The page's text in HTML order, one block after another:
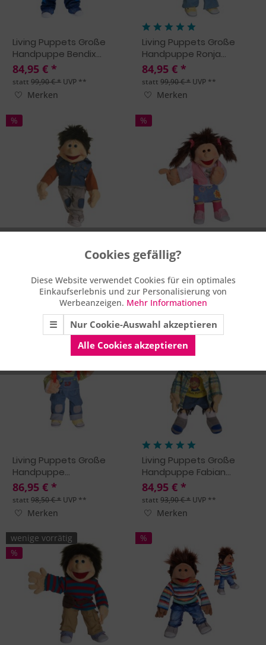
Living Puppets Große
Handpuppe Bendix...
84,95 € *
statt99,90 € * UVP **
Merken
Living Puppets Große
Handpuppe Ronja...
84,95 € *
statt99,90 € * UVP **
Merken
%
Living Puppets Große
84,95 € *
99,90 € *UVP **
%
Living Puppets Große
Handpuppe...
84,95 € *
statt99,90 € *UVP **
Merken
wenige vorrätig
Living Puppets Große
Handpuppe...
86,95 € *
statt98,50 € * UVP **
Merken
%
Living Puppets Große
Handpuppe Fabian...
84,95 € *
statt93,90 € * UVP **
Merken
wenige vorrätig
%
%
Marketing Aktiv
Aktiv
Cookies gefällig?
Diese Website verwendet Cookies für ein optimales
Einkaufserlebnis und zur Personalisierung von
Werbeanzeigen. Mehr Informationen
☰
Nur Cookie-Auswahl akzeptieren
Alle Cookies akzeptieren